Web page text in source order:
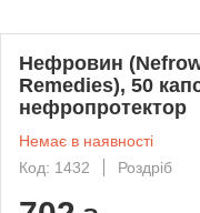
Нефровин
Remedies), 50
нефропротектор
Немає в наявності
Код: 1432
Роздріб